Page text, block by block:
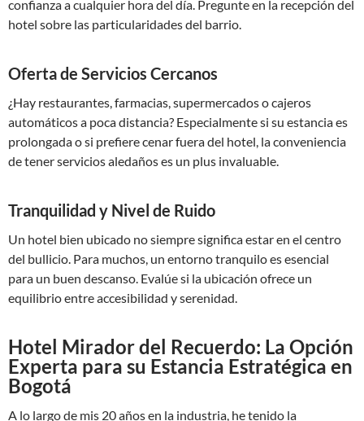
confianza a cualquier hora del día. Pregunte en la recepción del
hotel sobre las particularidades del barrio.
Oferta de Servicios Cercanos
¿Hay restaurantes, farmacias, supermercados o cajeros
automáticos a poca distancia? Especialmente si su estancia es
prolongada o si prefiere cenar fuera del hotel, la conveniencia
de tener servicios aledaños es un plus invaluable.
Tranquilidad y Nivel de Ruido
Un hotel bien ubicado no siempre significa estar en el centro
del bullicio. Para muchos, un entorno tranquilo es esencial
para un buen descanso. Evalúe si la ubicación ofrece un
equilibrio entre accesibilidad y serenidad.
Hotel Mirador del Recuerdo: La Opción
Experta para su Estancia Estratégica en
Bogotá
A lo largo de mis 20 años en la industria, he tenido la